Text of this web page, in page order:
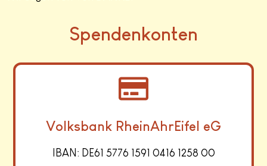
Spendenkonten
Volksbank RheinAhrEifel eG
IBAN: DE61 5776 1591 0416 1258 00